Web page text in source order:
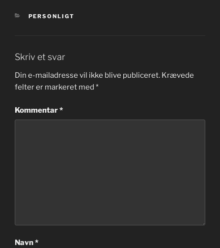
KATEGORIER
PERSONLIGT
Skriv et svar
Din e-mailadresse vil ikke blive publiceret. Krævede
felter er markeret med *
Kommentar*
Navn*